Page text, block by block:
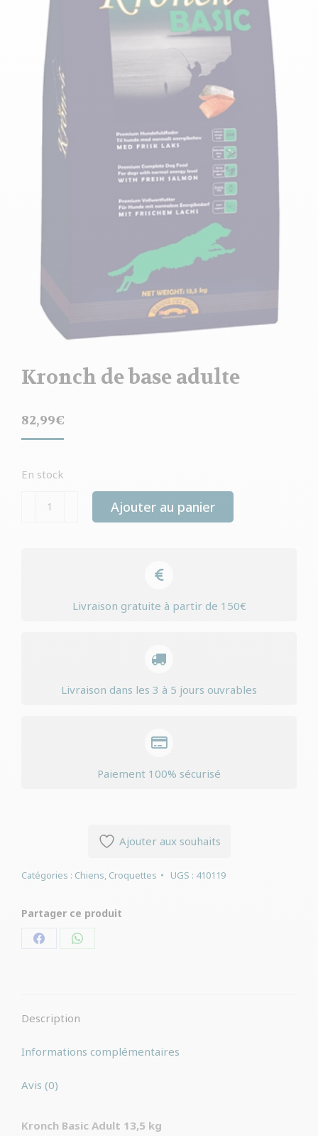
Kronch de base adulte
82,99€
En stock
Ajouter au panier
Livraison gratuite à partir de 150€
Livraison dans les 3 à 5 jours ouvrables
Paiement 100% sécurisé
Ajouter aux souhaits
Catégories : Chiens, Croquettes UGS : 410119
Partager ce produit
PartagerPartager
Description
Informations complémentaires
Avis (0)
Kronch Basic Adult 13,5 kg